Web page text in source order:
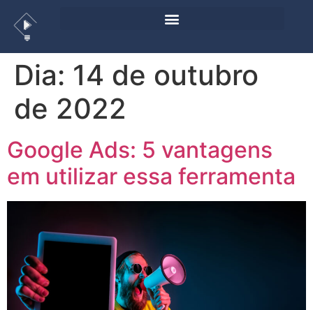
Dia: 14 de outubro
de 2022
Google Ads: 5 vantagens
em utilizar essa ferramenta